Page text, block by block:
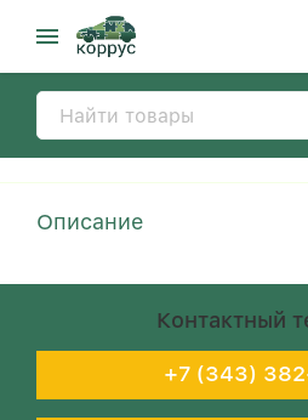
Описание
Контактный
+7 (343)